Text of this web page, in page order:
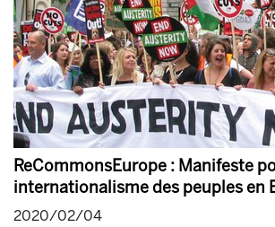
ReCommonsEurope : Manifeste
internationalisme des peuples en
2020/02/04